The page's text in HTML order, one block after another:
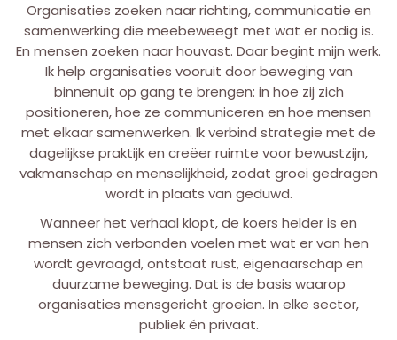
Organisaties zoeken naar richting, communicatie en
samenwerking die meebeweegt met wat er nodig is.
En mensen zoeken naar houvast. Daar begint mijn werk.
Ik help organisaties vooruit door beweging van
binnenuit op gang te brengen: in hoe zij zich
positioneren, hoe ze communiceren en hoe mensen
met elkaar samenwerken. Ik verbind strategie met de
dagelijkse praktijk en creëer ruimte voor bewustzijn,
vakmanschap en menselijkheid, zodat groei gedragen
wordt in plaats van geduwd.
Wanneer het verhaal klopt, de koers helder is en
mensen zich verbonden voelen met wat er van hen
wordt gevraagd, ontstaat rust, eigenaarschap en
duurzame beweging. Dat is de basis waarop
organisaties mensgericht groeien. In elke sector,
publiek én privaat.